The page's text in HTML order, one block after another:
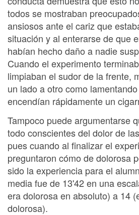
todos se mostraban
ansiosos ante el cariz que
situación y al enterarse de que
habían hecho daño a nadie
Cuando el experimento
limpiaban el sudor de la frente,
un lado a otro como
encendían rápidamente un
Tampoco puede argumentarse
todo conscientes del dolor de
pues cuando al finalizar el
preguntaron cómo de dolorosa
sido la experiencia para el
media fue de 13'42 en una
era dolorosa en absoluto) a 14
dolorosa).